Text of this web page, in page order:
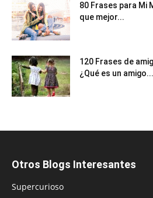
80 Frases para Mi
que mejor...
120 Frases de
¿Qué es un amigo...
Otros Blogs Interesantes
Supercurioso